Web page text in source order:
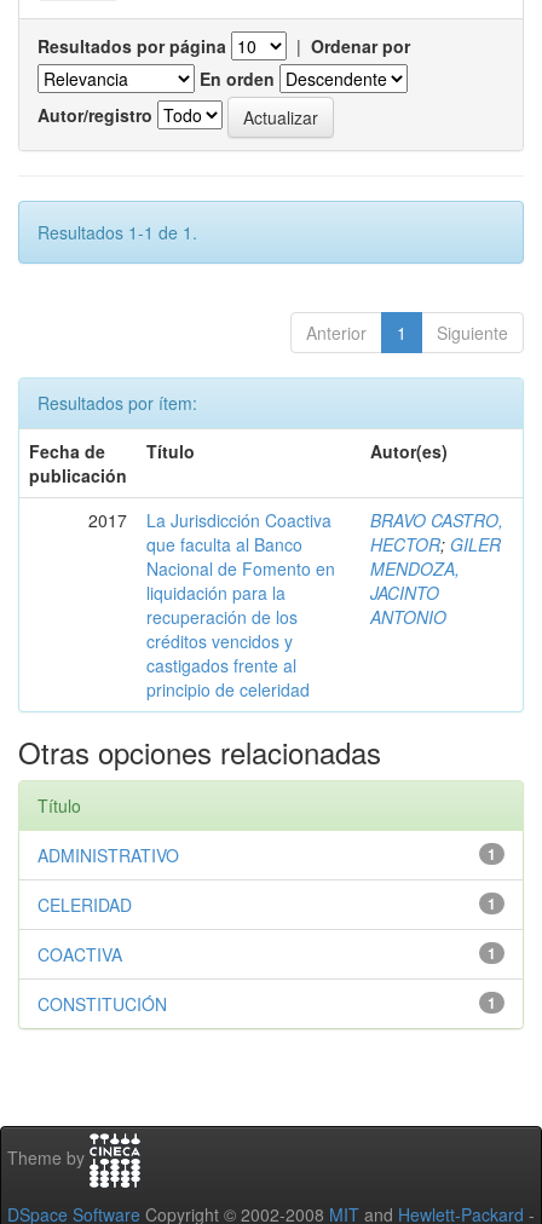
Resultados por página | Ordenar por
En orden
Autor/registro
Resultados 1-1 de 1.
Anterior 1 Siguiente
Resultados por ítem:
Fecha de
publicación
Título Autor(es)
2017
La Jurisdicción Coactiva
que faculta al Banco
Nacional de Fomento en
liquidación para la
recuperación de los
créditos vencidos y
castigados frente al
principio de celeridad
BRAVO CASTRO,
HECTOR; GILER
MENDOZA,
JACINTO
ANTONIO
Otras opciones relacionadas
Título
1
ADMINISTRATIVO
1
CELERIDAD
1
COACTIVA
1
CONSTITUCIÓN
Theme by
DSpace Software Copyright © 2002-2008 MIT and Hewlett-Packard -